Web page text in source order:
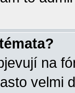
na
velmi